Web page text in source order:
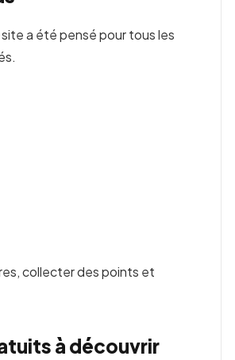
a été pensé pour tous les
collecter des points et
à découvrir